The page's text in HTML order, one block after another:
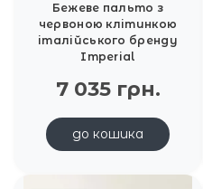
Бежеве пальто з
червоною клітинкою
італійського бренду
Imperial
7 035 грн.
до кошика